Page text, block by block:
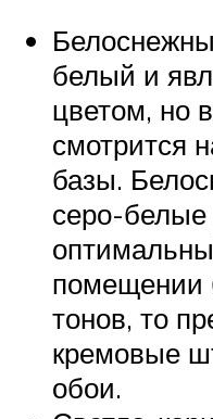
белый и
цветом, но
смотрится
базы.
серо-белые
помещении
тонов, то
кремовые
обои.